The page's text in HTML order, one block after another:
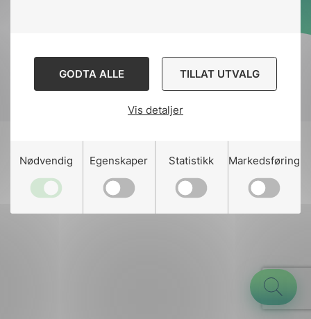
GODTA ALLE TILLAT UTVALG
Vis detaljer
Nødvendig Egenskaper Statistikk Markedsføring